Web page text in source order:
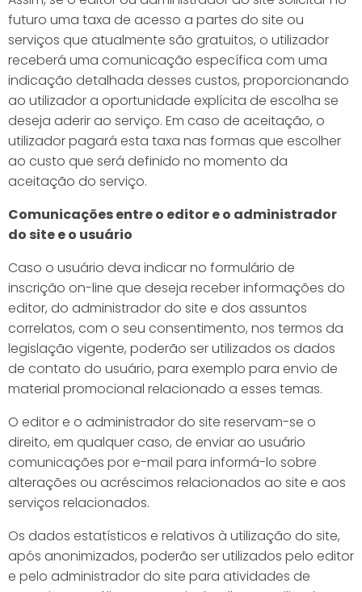
futuro uma taxa de acesso a partes do site ou
serviços que atualmente são gratuitos, o utilizador
receberá uma comunicação específica com uma
indicação detalhada desses custos, proporcionando
ao utilizador a oportunidade explícita de escolha se
deseja aderir ao serviço. Em caso de aceitação, o
utilizador pagará esta taxa nas formas que escolher
ao custo que será definido no momento da
aceitação do serviço.
Comunicações entre o editor e o administrador
do site e o usuário
Caso o usuário deva indicar no formulário de
inscrição on-line que deseja receber informações do
editor, do administrador do site e dos assuntos
correlatos, com o seu consentimento, nos termos da
legislação vigente, poderão ser utilizados os dados
de contato do usuário, para exemplo para envio de
material promocional relacionado a esses temas.
O editor e o administrador do site reservam-se o
direito, em qualquer caso, de enviar ao usuário
comunicações por e-mail para informá-lo sobre
alterações ou acréscimos relacionados ao site e aos
serviços relacionados.
Os dados estatísticos e relativos à utilização do site,
após anonimizados, poderão ser utilizados pelo editor
e pelo administrador do site para atividades de